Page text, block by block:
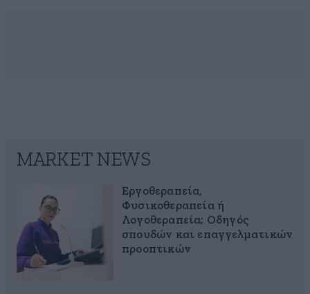
MARKET NEWS
Εργοθεραπεία,
Φυσικοθεραπεία ή
Λογοθεραπεία; Οδηγός
σπουδών και επαγγελματικών
προοπτικών